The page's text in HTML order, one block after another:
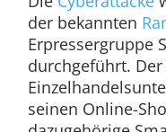
der bekannten
Erpressergruppe
durchgeführt.
seinen Online-